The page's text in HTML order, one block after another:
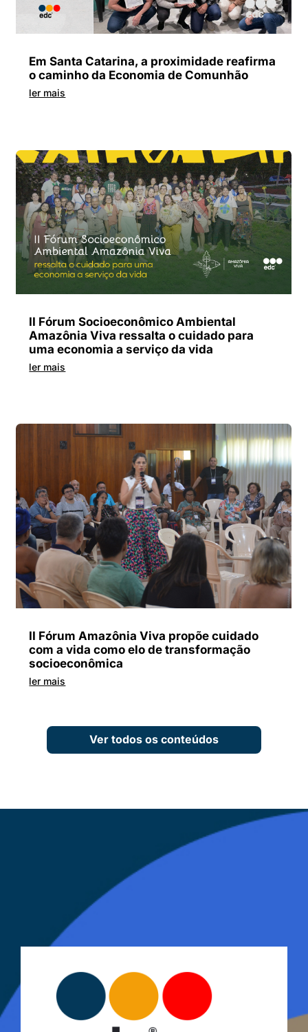
Em Santa Catarina, a proximidade reafirma
o caminho da Economia de Comunhão
ler mais
II Fórum Socioeconômico Ambiental
Amazônia Viva ressalta o cuidado para
uma economia a serviço da vida
ler mais
II Fórum Amazônia Viva propõe cuidado
com a vida como elo de transformação
socioeconômica
ler mais
Ver todos os conteúdos